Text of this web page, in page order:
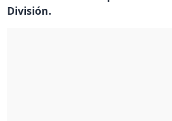
División.